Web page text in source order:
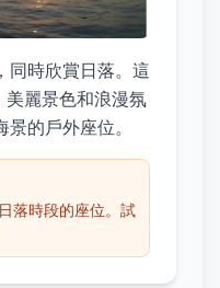
同時欣賞日落。這
美麗景色和浪漫氛
的戶外座位。
落時段的座位。試